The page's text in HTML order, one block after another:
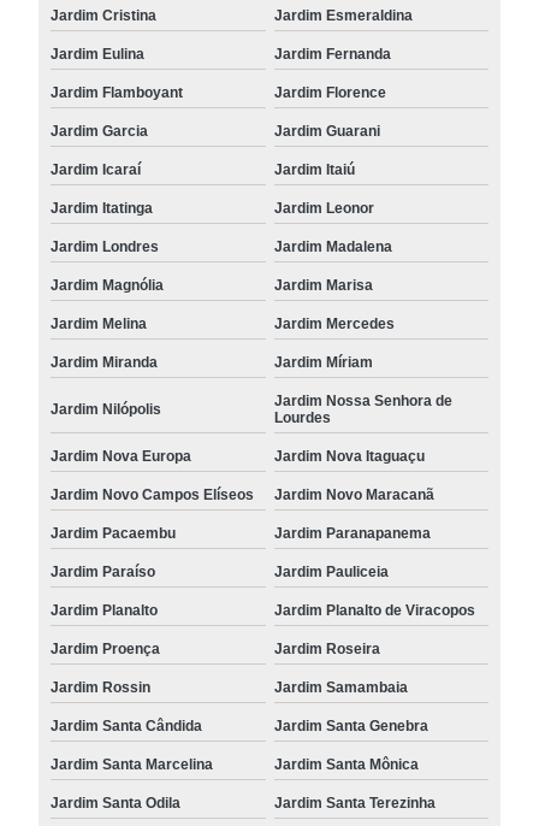
Jardim Cristina Jardim Esmeraldina
Jardim Eulina Jardim Fernanda
Jardim Flamboyant Jardim Florence
Jardim Garcia Jardim Guarani
Jardim Icaraí Jardim Itaiú
Jardim Itatinga Jardim Leonor
Jardim Londres Jardim Madalena
Jardim Magnólia Jardim Marisa
Jardim Melina Jardim Mercedes
Jardim Miranda Jardim Míriam
Jardim Nilópolis
Jardim Nossa Senhora de
Lourdes
Jardim Nova Europa Jardim Nova Itaguaçu
Jardim Novo Campos Elíseos Jardim Novo Maracanã
Jardim Pacaembu Jardim Paranapanema
Jardim Paraíso Jardim Pauliceia
Jardim Planalto Jardim Planalto de Viracopos
Jardim Proença Jardim Roseira
Jardim Rossin Jardim Samambaia
Jardim Santa Cândida Jardim Santa Genebra
Jardim Santa Marcelina Jardim Santa Mônica
Jardim Santa Odila Jardim Santa Terezinha